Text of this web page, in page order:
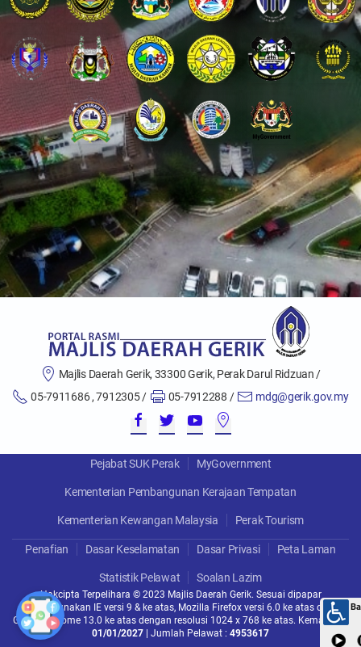
Majlis Daerah Gerik, 33300 Gerik, Perak Darul Ridzuan /
05-7911686 , 7912305 /
05-7912288 / mdg@gerik.gov.my
Pejabat SUK Perak MyGovernment
Kementerian Pembangunan Kerajaan Tempatan
Kementerian Kewangan Malaysia Perak Tourism
Penafian Dasar Keselamatan Dasar Privasi Peta Laman
Statistik Pelawat Soalan Lazim
Hakcipta Terpelihara © 2023 Majlis Daerah Gerik. Sesuai dipapar
menggunakan IE versi 9 & ke atas, Mozilla Firefox versi 6.0 ke atas dan
Google Chrome 13.0 ke atas dengan resolusi 1024 x 768 ke atas. Kemaskini :
01/01/2027 | Jumlah Pelawat : 4953617